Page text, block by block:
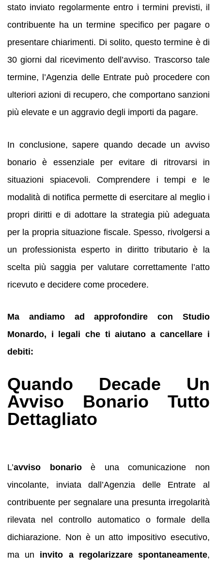
stato inviato regolarmente entro i termini previsti, il
contribuente ha un termine specifico per pagare o
presentare chiarimenti. Di solito, questo termine è di
30 giorni dal ricevimento dell’avviso. Trascorso tale
termine, l’Agenzia delle Entrate può procedere con
ulteriori azioni di recupero, che comportano sanzioni
più elevate e un aggravio degli importi da pagare.
In conclusione, sapere quando decade un avviso
bonario è essenziale per evitare di ritrovarsi in
situazioni spiacevoli. Comprendere i tempi e le
modalità di notifica permette di esercitare al meglio i
propri diritti e di adottare la strategia più adeguata
per la propria situazione fiscale. Spesso, rivolgersi a
un professionista esperto in diritto tributario è la
scelta più saggia per valutare correttamente l’atto
ricevuto e decidere come procedere.
Ma andiamo ad approfondire con Studio
Monardo, i legali che ti aiutano a cancellare i
debiti:
Quando Decade Un
Avviso Bonario Tutto
Dettagliato
L’avviso bonarioè una comunicazione non
vincolante, inviata dall’Agenzia delle Entrate al
contribuente per segnalare una presunta irregolarità
rilevata nel controllo automatico o formale della
dichiarazione. Non è un atto impositivo esecutivo,
ma un invito a regolarizzare spontaneamente,